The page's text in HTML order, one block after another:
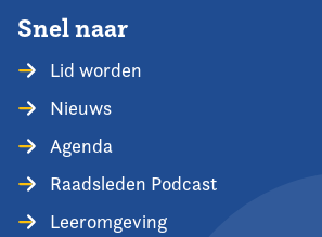
Snel naar
Lid worden
Nieuws
Agenda
Raadsleden Podcast
Leeromgeving